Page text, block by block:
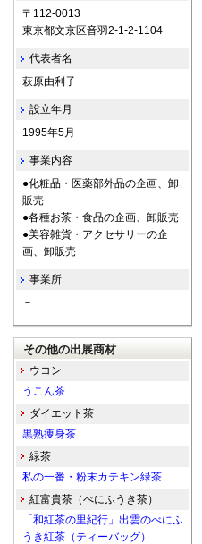
〒112-0013
東京都文京区音羽2-1-2-1104
代表者名
萩原由利子
設立年月
1995年5月
事業内容
●化粧品・医薬部外品の企画、卸
販売
●各種お茶・食品の企画、卸販売
●美容雑貨・アクセサリーの企
画、卸販売
事業所
－
その他の出展商材
ウコン
うこん茶
ダイエット茶
黒熟痩身茶
緑茶
私の一番・粉末カテキン緑茶
紅富貴茶（べにふうき茶）
「和紅茶の里紀行」出雲のべにふ
うき紅茶（ティーバッグ）